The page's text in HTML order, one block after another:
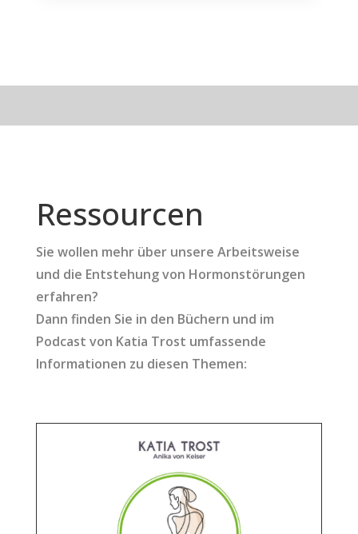
Ressourcen
Sie wollen mehr über unsere Arbeitsweise
und die Entstehung von Hormonstörungen
erfahren?
Dann finden Sie in den Büchern und im
Podcast von Katia Trost umfassende
Informationen zu diesen Themen: